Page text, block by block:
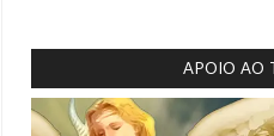
APOIO AO